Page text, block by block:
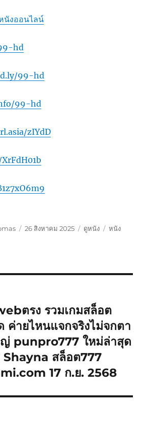
นังออนไลน์
hd
99-hd
99-hd
zIYdD
เขียน
26 สิงหาคม 2025
หมวด
ดูหนัง
ป้าย
หนัง
ตรง รวมเกมสล็อต
ค่ายไหนแจกจริงไม่จกตา
punpro777 ใหม่ล่าสุด
สล็อต777
17 ก.ย. 2568